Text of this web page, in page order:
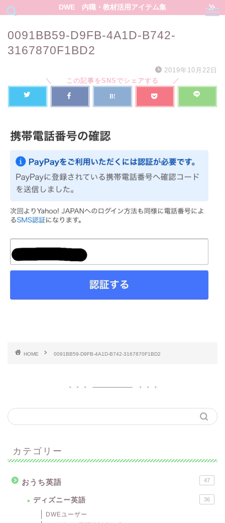
DWE 内職・教材活用アイテム集
0091BB59-D9FB-4A1D-B742-
3167870F1BD2
2019年10月22日
HOME 0091BB59-D9FB-4A1D-B742-3167870F1BD2
カテゴリー
おうち英語 47
ディズニー英語 36
DWEユーザー